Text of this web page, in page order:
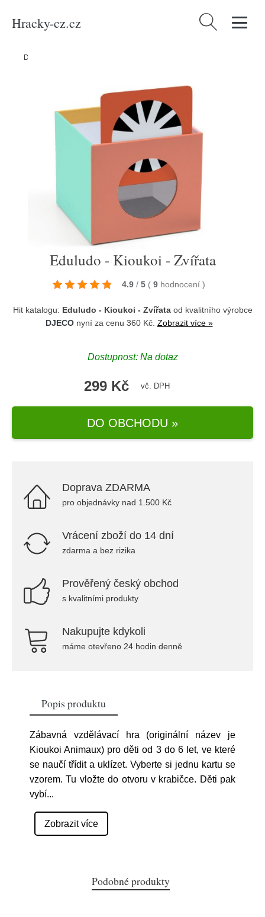
Hracky-cz.cz Vyhledávání
Domů
Eduludo - Kioukoi - Zvířata
4.9 / 5 ( 9 hodnocení )
Hit katalogu: Eduludo - Kioukoi - Zvířataod kvalitního výrobce
DJECOnyní za cenu 360 Kč. Zobrazit více »
Dostupnost: Na dotaz
299 Kč vč. DPH
DO OBCHODU »
Doprava ZDARMA
pro objednávky nad 1.500 Kč
Vrácení zboží do 14 dní
zdarma a bez rizika
Prověřený český obchod
s kvalitními produkty
Nakupujte kdykoli
máme otevřeno 24 hodin denně
Popis produktu
Zábavná vzdělávací hra (originální název je
Kioukoi Animaux) pro děti od 3 do 6 let, ve které
se naučí třídit a uklízet. Vyberte si jednu kartu se
vzorem. Tu vložte do otvoru v krabičce. Děti pak
vybí...
Zobrazit více
Podobné produkty